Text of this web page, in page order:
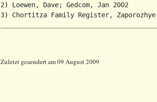
2) Loewen, Dave; Gedcom, Jan 2002
Zuletzt geaendert am 09 August 2009